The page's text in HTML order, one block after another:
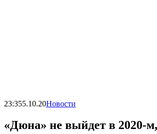
23:355.10.20Новости
«Дюна» не выйдет в 2020-